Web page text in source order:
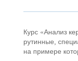
Курс «Анализ
рутинные,
на примере